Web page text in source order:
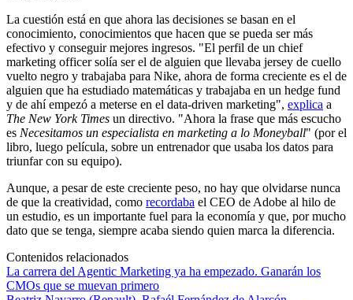
La cuestión está en que ahora las decisiones se basan en el
conocimiento, conocimientos que hacen que se pueda ser más
efectivo y conseguir mejores ingresos. "El perfil de un chief
marketing officer solía ser el de alguien que llevaba jersey de cuello
vuelto negro y trabajaba para Nike, ahora de forma creciente es el de
alguien que ha estudiado matemáticas y trabajaba en un hedge fund
y de ahí empezó a meterse en el data-driven marketing", explica a
The New York Times un directivo. "Ahora la frase que más escucho
es Necesitamos un especialista en marketing a lo Moneyball" (por el
libro, luego película, sobre un entrenador que usaba los datos para
triunfar con su equipo).
Aunque, a pesar de este creciente peso, no hay que olvidarse nunca
de que la creatividad, como recordaba el CEO de Adobe al hilo de
un estudio, es un importante fuel para la economía y que, por mucho
dato que se tenga, siempre acaba siendo quien marca la diferencia.
Contenidos relacionados
La carrera del Agentic Marketing ya ha empezado. Ganarán los
CMOs que se muevan primero